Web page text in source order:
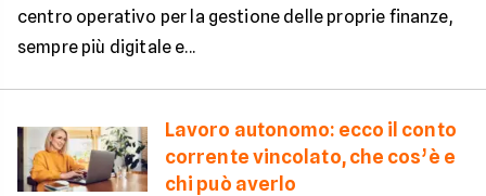
centro operativo per la gestione delle proprie finanze,
sempre più digitale e...
Lavoro autonomo: ecco il conto
corrente vincolato, che cos’è e
chi può averlo